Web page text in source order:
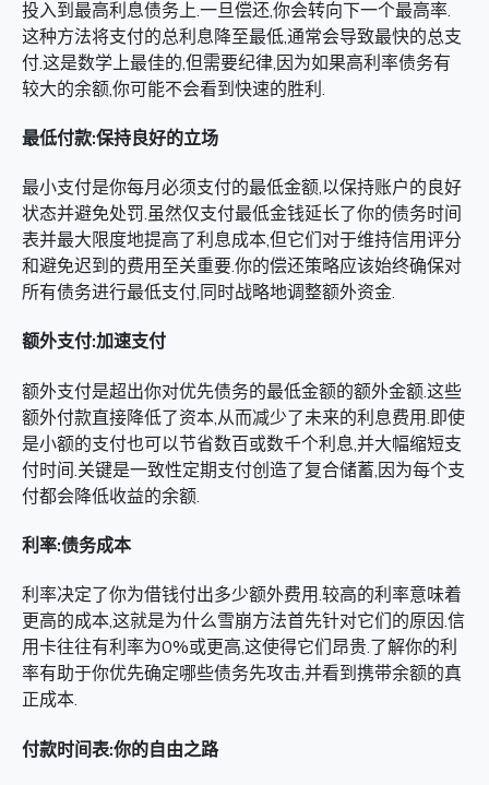
投入到最高利息债务上.一旦偿还,你会转向下一个最高率.
这种方法将支付的总利息降至最低,通常会导致最快的总支
付.这是数学上最佳的,但需要纪律,因为如果高利率债务有
较大的余额,你可能不会看到快速的胜利.
最低付款:保持良好的立场
最小支付是你每月必须支付的最低金额,以保持账户的良好
状态并避免处罚.虽然仅支付最低金钱延长了你的债务时间
表并最大限度地提高了利息成本,但它们对于维持信用评分
和避免迟到的费用至关重要.你的偿还策略应该始终确保对
所有债务进行最低支付,同时战略地调整额外资金.
额外支付:加速支付
额外支付是超出你对优先债务的最低金额的额外金额.这些
额外付款直接降低了资本,从而减少了未来的利息费用.即使
是小额的支付也可以节省数百或数千个利息,并大幅缩短支
付时间.关键是一致性定期支付创造了复合储蓄,因为每个支
付都会降低收益的余额.
利率:债务成本
利率决定了你为借钱付出多少额外费用.较高的利率意味着
更高的成本,这就是为什么雪崩方法首先针对它们的原因.信
用卡往往有利率为0%或更高,这使得它们昂贵.了解你的利
率有助于你优先确定哪些债务先攻击,并看到携带余额的真
正成本.
付款时间表:你的自由之路